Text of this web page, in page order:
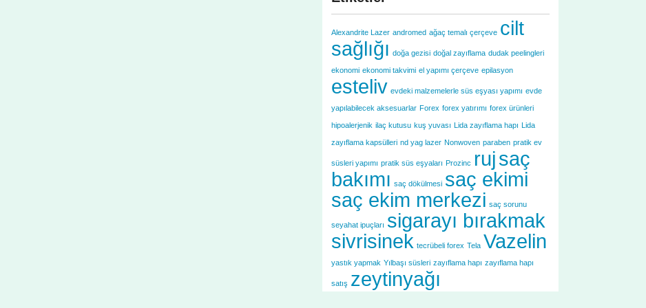
Alexandrite Lazer andromed ağaç temalı çerçeve cilt
sağlığı doğa gezisi doğal zayıflama dudak peelingleri
ekonomi ekonomi takvimi el yapımı çerçeve epilasyon
esteliv evdeki malzemelerle süs eşyası yapımı evde
yapılabilecek aksesuarlar Forex forex yatırımı forex ürünleri
hipoalerjenik ilaç kutusu kuş yuvası Lida zayıflama hapı Lida
zayıflama kapsülleri nd yag lazer Nonwoven paraben pratik ev
süsleri yapımı pratik süs eşyaları Prozinc rujsaç
bakımı saç dökülmesi saç ekimi
saç ekim merkezi saç sorunu
seyahat ipuçları sigarayı bırakmak
sivrisinek tecrübeli forex Tela Vazelin
yastık yapmak Yılbaşı süsleri zayıflama hapı zayıflama hapı
satış zeytinyağı